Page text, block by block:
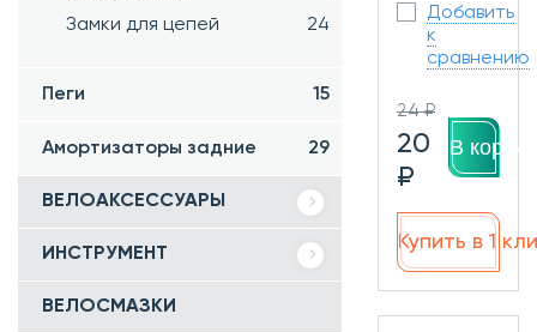
Замки для цепей
24
Пеги 15
Амортизаторы задние 29
ВЕЛОАКСЕССУАРЫ
ИНСТРУМЕНТ
ВЕЛОСМАЗКИ
Добавить
к
сравнению
24 ₽
20
₽
В
Купить в 1